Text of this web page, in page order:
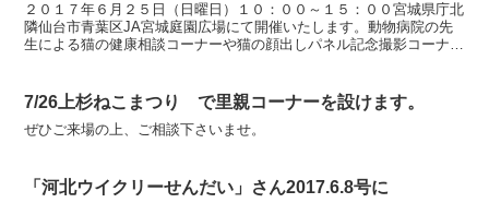
２０１７年６月２５日（日曜日）１０：００～１５：００宮城県庁北
隣仙台市青葉区JA宮城庭園広場にて開催いたします。動物病院の先
生による猫の健康相談コーナーや猫の顔出しパネル記念撮影コーナー
7/26上杉ねこまつり で里親コーナーを設けます。
ぜひご来場の上、ご相談下さいませ。
「河北ウイクリーせんだい」さん2017.6.8号に